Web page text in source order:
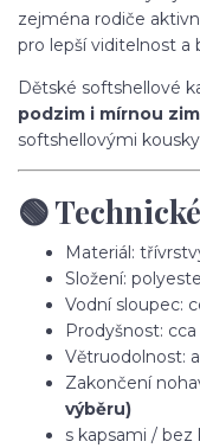
zejména rodiče
pro lepší viditelnost a
Dětské softshellové
podzim i mírnou
softshellovými
🟢
Materiál:
Složení:
Vodní sloupec:
Prodyšnost:
Větruodolnost:
Zakončení
výběru)
s kapsami / bez